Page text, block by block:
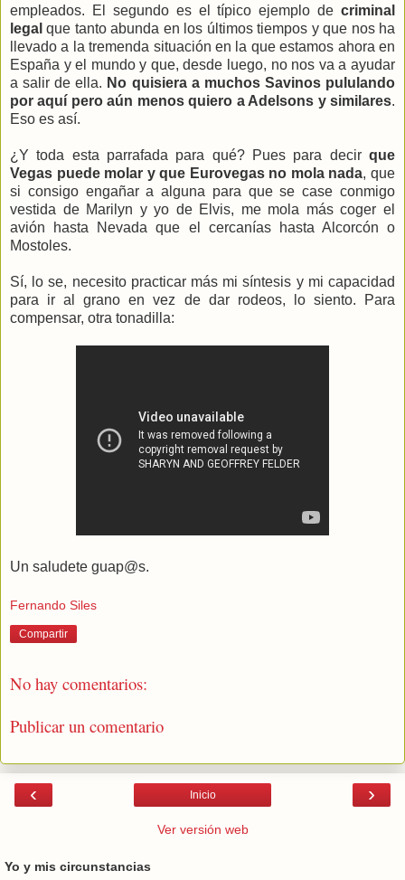
empleados. El segundo es el típico ejemplo de criminal
legal que tanto abunda en los últimos tiempos y que nos ha
llevado a la tremenda situación en la que estamos ahora en
España y el mundo y que, desde luego, no nos va a ayudar
a salir de ella. No quisiera a muchos Savinos pululando
por aquí pero aún menos quiero a Adelsons y similares.
Eso es así.
¿Y toda esta parrafada para qué? Pues para decir que
Vegas puede molar y que Eurovegas no mola nada, que
si consigo engañar a alguna para que se case conmigo
vestida de Marilyn y yo de Elvis, me mola más coger el
avión hasta Nevada que el cercanías hasta Alcorcón o
Mostoles.
Sí, lo se, necesito practicar más mi síntesis y mi capacidad
para ir al grano en vez de dar rodeos, lo siento. Para
compensar, otra tonadilla:
Un saludete guap@s.
Fernando Siles
Compartir
No hay comentarios:
Publicar un comentario
‹ ›
Inicio
Ver versión web
Yo y mis circunstancias